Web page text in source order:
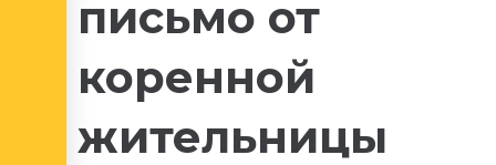
письмо от
коренной
жительницы